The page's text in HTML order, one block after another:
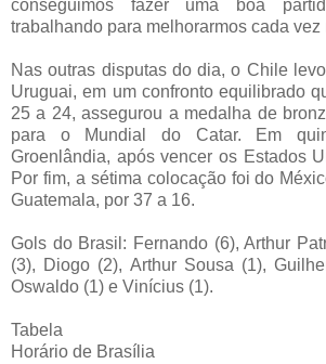
conseguimos fazer uma boa
trabalhando para melhorarmos cada vez
Nas outras disputas do dia, o Chile
Uruguai, em um confronto equilibrado
25 a 24, assegurou a medalha de
para o Mundial do Catar. Em
Groenlândia, após vencer os Estados
Por fim, a sétima colocação foi do
Guatemala, por 37 a 16.
Gols do Brasil: Fernando (6), Arthur
(3), Diogo (2), Arthur Sousa (1),
Oswaldo (1) e Vinícius (1).
Tabela
Horário de Brasília